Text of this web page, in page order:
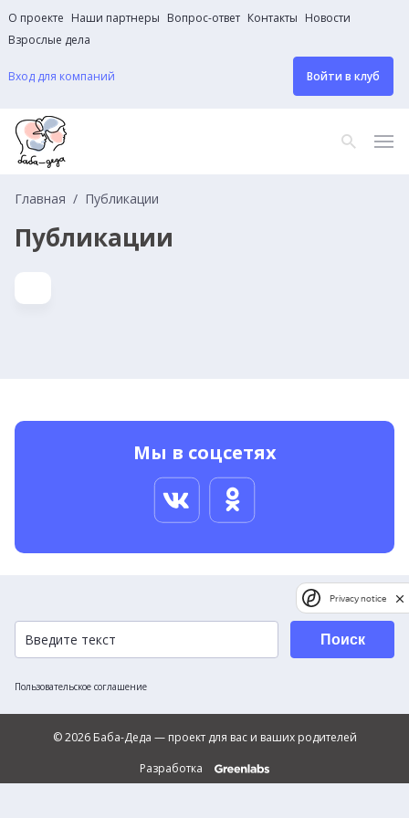
О проекте Наши партнеры Вопрос-ответ Контакты Новости
Взрослые дела
Вход для компаний Войти в клуб
Главная Публикации
Публикации
Мы в соцсетях
Пользовательское соглашение
Поиск
© 2026 Баба-Деда — проект для вас и ваших родителей
Разработка
Privacy notice